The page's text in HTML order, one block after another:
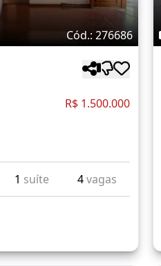
Cód.: 276686
R$ 1.500.000
1 suíte 4vagas